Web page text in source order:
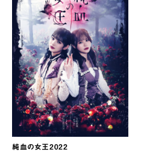
純血の女王2022